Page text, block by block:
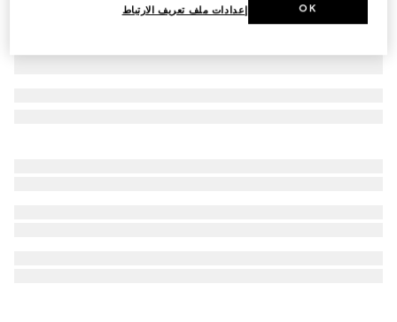
إعدادات ملف تعريف الارتباط OK